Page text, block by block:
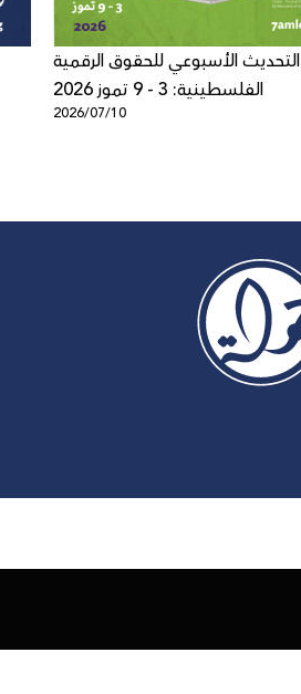
التحديث الأسبوعي للحقوق الرقمية
الفلسطينية: 3 - 9 تموز 2026
2026/07/10